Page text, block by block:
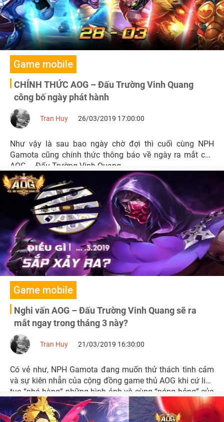
Game mobile
CHÍNH THỨC AOG – Đấu Trường Vinh Quang
công bố ngày phát hành
Tran Huy 26/03/2019 17:00:00
Như vậy là sau bao ngày chờ đợi thì cuối cùng NPH
Gamota cũng chính thức thông báo về ngày ra mắt của
AOG – Đấu Trường Vinh Quang.
Game mobile
Nghi vấn AOG – Đấu Trường Vinh Quang sẽ ra
mắt ngay trong tháng 3 này?
Tran Huy 21/03/2019 16:30:00
Có vẻ như, NPH Gamota đang muốn thử thách tình cảm
và sự kiên nhẫn của cộng đồng game thủ AOG khi cứ liên
tục “nhá hàng” những hình ảnh vô cùng “nóng bỏng” của
AOG – Đấu Trường Vinh Quang.